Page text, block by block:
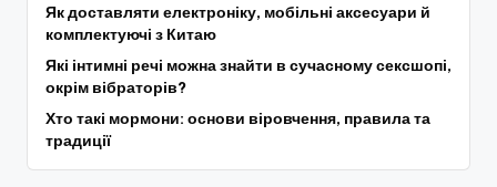
Як доставляти електроніку, мобільні аксесуари й
комплектуючі з Китаю
Які інтимні речі можна знайти в сучасному сексшопі,
окрім вібраторів?
Хто такі мормони: основи віровчення, правила та
традиції